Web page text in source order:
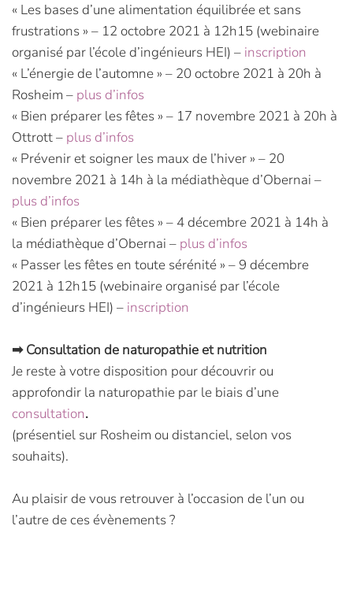
« Les bases d’une alimentation équilibrée et sans
frustrations » – 12 octobre 2021 à 12h15 (webinaire
organisé par l’école d’ingénieurs HEI) – inscription
« L’énergie de l’automne » – 20 octobre 2021 à 20h à
Rosheim – plus d’infos
« Bien préparer les fêtes » – 17 novembre 2021 à 20h à
Ottrott – plus d’infos
« Prévenir et soigner les maux de l’hiver » – 20
novembre 2021 à 14h à la médiathèque d’Obernai –
plus d’infos
« Bien préparer les fêtes » – 4 décembre 2021 à 14h à
la médiathèque d’Obernai – plus d’infos
« Passer les fêtes en toute sérénité » – 9 décembre
2021 à 12h15 (webinaire organisé par l’école
d’ingénieurs HEI) – inscription
➡ Consultation de naturopathie et nutrition
Je reste à votre disposition pour découvrir ou
approfondir la naturopathie par le biais d’une
consultation.
(présentiel sur Rosheim ou distanciel, selon vos
souhaits).
Au plaisir de vous retrouver à l’occasion de l’un ou
l’autre de ces évènements ?